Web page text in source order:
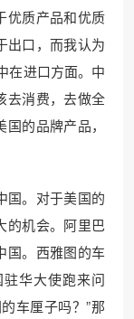
优质产品和优质
出口，而我认为
在进口方面。中
去消费，去做全
的品牌产品，
国。对于美国的
的机会。阿里巴
国。西雅图的车
华大使跑来问
车厘子吗？”那